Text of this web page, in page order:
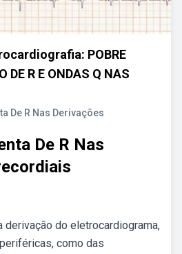
POBRE
DE R E ONDAS Q NAS
De R Nas Derivações
De R Nas
derivação do eletrocardiograma,
como das